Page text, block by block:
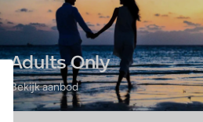
Adults Only
Bekijk aanbod